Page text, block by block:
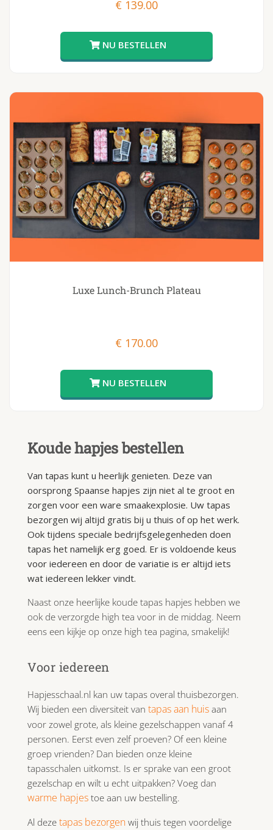
Koude hapjes bestellen
Van tapas kunt u heerlijk genieten. Deze van
oorsprong Spaanse hapjes zijn niet al te groot en
zorgen voor een ware smaakexplosie. Uw tapas
bezorgen wij altijd gratis bij u thuis of op het werk.
Ook tijdens speciale bedrijfsgelegenheden doen
tapas het namelijk erg goed. Er is voldoende keus
voor iedereen en door de variatie is er altijd iets
wat iedereen lekker vindt.
Naast onze heerlijke koude tapas hapjes hebben we
ook de verzorgde high tea voor in de middag. Neem
eens een kijkje op onze high tea pagina, smakelijk!
Voor iedereen
Hapjesschaal.nl kan uw tapas overal thuisbezorgen.
Wij bieden een diversiteit van tapas aan huis aan
voor zowel grote, als kleine gezelschappen vanaf 4
personen. Eerst even zelf proeven? Of een kleine
groep vrienden? Dan bieden onze kleine
tapasschalen uitkomst. Is er sprake van een groot
gezelschap en wilt u echt uitpakken? Voeg dan
warme hapjes toe aan uw bestelling.
Al deze tapas bezorgen wij thuis tegen voordelige
€ 139.00
Luxe Lunch-Brunch Plateau
€ 170.00